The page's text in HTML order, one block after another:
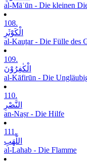
al-Māʿūn - Die kleinen
108.
الْکَوْثَرِ
al-Kauṯar - Die Fülle des
109.
الْکٰفِرُوْنَ
al-Kāfirūn - Die
110.
النَّصْرِ
an-Naṣr - Die Hilfe
111.
اللَّھَبِ
al-Lahab - Die Flamme